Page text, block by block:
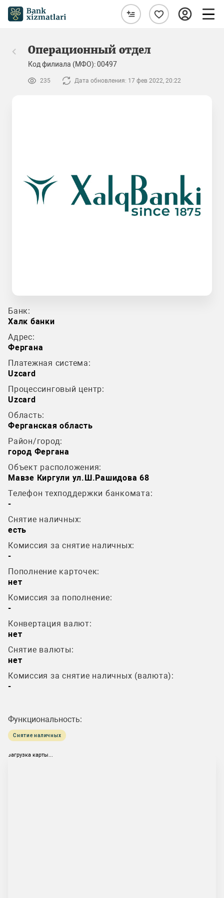
Операционный отдел
Код филиала (МФО): 00497
235 Дата обновления: 17 фев 2022, 20:22
Банк:
Халк банки
Адрес:
Фергана
Платежная система:
Uzcard
Процессинговый центр:
Uzcard
Область:
Ферганская область
Район/город:
город Фергана
Объект расположения:
Мавзе Киргули ул.Ш.Рашидова 68
Телефон техподдержки банкомата:
-
Снятие наличных:
есть
Комиссия за снятие наличных:
-
Пополнение карточек:
нет
Комиссия за пополнение:
-
Конвертация валют:
нет
Снятие валюты:
нет
Комиссия за снятие наличных (валюта):
-
Функциональность:
Снятие наличных
загрузка карты...